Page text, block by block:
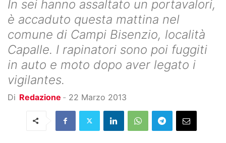
In sei hanno assaltato un portavalori,
è accaduto questa mattina nel
comune di Campi Bisenzio, località
Capalle. I rapinatori sono poi fuggiti
in auto e moto dopo aver legato i
vigilantes.
Di Redazione - 22 Marzo 2013